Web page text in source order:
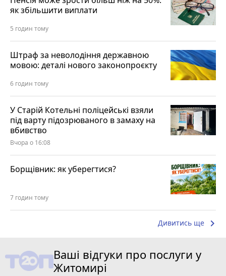
як збільшити виплати
5 годин тому
Штраф за неволодіння державною
мовою: деталі нового законопроєкту
6 годин тому
У Старій Котельні поліцейські взяли
під варту підозрюваного в замаху на
вбивство
Вчора о 16:08
Борщівник: як уберегтися?
7 годин тому
Дивитись ще keyboard_arrow_right
Ваші відгуки про послуги у
Житомирі